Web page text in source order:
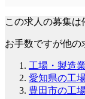
この求人の募集は
お手数ですが他の
工場・製造
愛知県の工
豊田市の工